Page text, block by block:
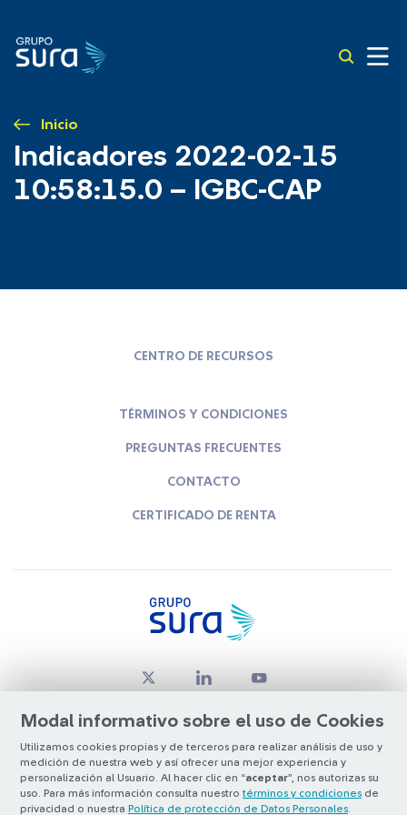
Inicio
Indicadores 2022-02-15
10:58:15.0 – IGBC-CAP
Modal informativo sobre el uso de Cookies
Utilizamos cookies propias y de terceros para realizar análisis de uso y
medición de nuestra web y así ofrecer una mejor experiencia y
personalización al Usuario. Al hacer clic en “aceptar”, nos autorizas su
uso. Para más información consulta nuestro términos y condiciones de
privacidad o nuestra Política de protección de Datos Personales
CENTRO DE RECURSOS
TÉRMINOS Y CONDICIONES
PREGUNTAS FRECUENTES
CONTACTO
CERTIFICADO DE RENTA
© Copyright Grupo SURA 2026